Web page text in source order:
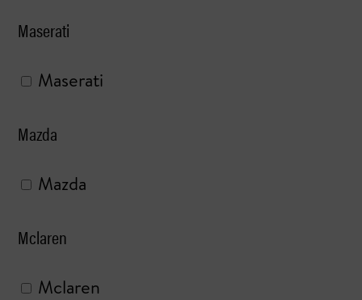
Maserati
Maserati
Mazda
Mazda
Mclaren
Mclaren